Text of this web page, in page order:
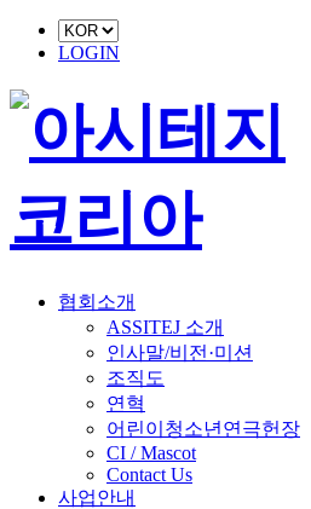
LOGIN
협회소개
ASSITEJ 소개
인사말/비전·미션
조직도
연혁
어린이청소년연극헌장
CI / Mascot
Contact Us
사업안내